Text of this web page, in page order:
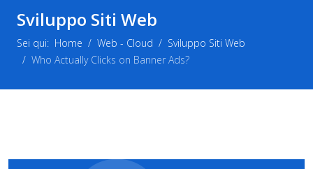
Sviluppo Siti Web
Sei qui: Home Web - Cloud
Sviluppo Siti Web
Who Actually Clicks on Banner Ads?